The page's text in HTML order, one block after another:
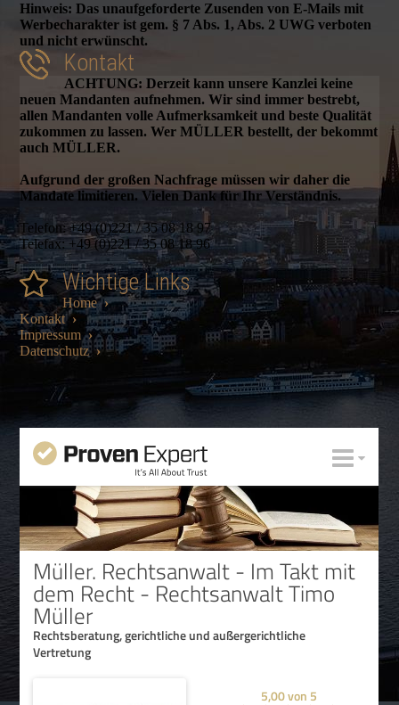
Hinweis: Das unaufgeforderte Zusenden von E-Mails mit
Werbecharakter ist gem. § 7 Abs. 1, Abs. 2 UWG verboten
und nicht erwünscht.
Kontakt
ACHTUNG: Derzeit kann unsere Kanzlei keine
neuen Mandanten aufnehmen. Wir sind immer bestrebt,
allen Mandanten volle Aufmerksamkeit und beste Qualität
zukommen zu lassen. Wer MÜLLER bestellt, der bekommt
auch MÜLLER.
Aufgrund der großen Nachfrage müssen wir daher die
Mandate limitieren. Vielen Dank für Ihr Verständnis.
Telefon: +49 (0)221 / 35 08 18 97
Telefax: +49 (0)221 / 35 08 18 96
Wichtige Links
Home ›
Kontakt ›
Impressum ›
Datenschutz ›